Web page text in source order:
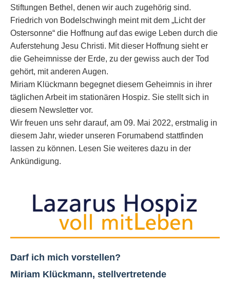
Stiftungen Bethel, denen wir auch zugehörig sind.
Friedrich von Bodelschwingh meint mit dem „Licht der
Ostersonne“ die Hoffnung auf das ewige Leben durch die
Auferstehung Jesu Christi. Mit dieser Hoffnung sieht er
die Geheimnisse der Erde, zu der gewiss auch der Tod
gehört, mit anderen Augen.
Miriam Klückmann begegnet diesem Geheimnis in ihrer
täglichen Arbeit im stationären Hospiz. Sie stellt sich in
diesem Newsletter vor.
Wir freuen uns sehr darauf, am 09. Mai 2022, erstmalig in
diesem Jahr, wieder unseren Forumabend stattfinden
lassen zu können. Lesen Sie weiteres dazu in der
Ankündigung.
Darf ich mich vorstellen?
Miriam Klückmann, stellvertretende